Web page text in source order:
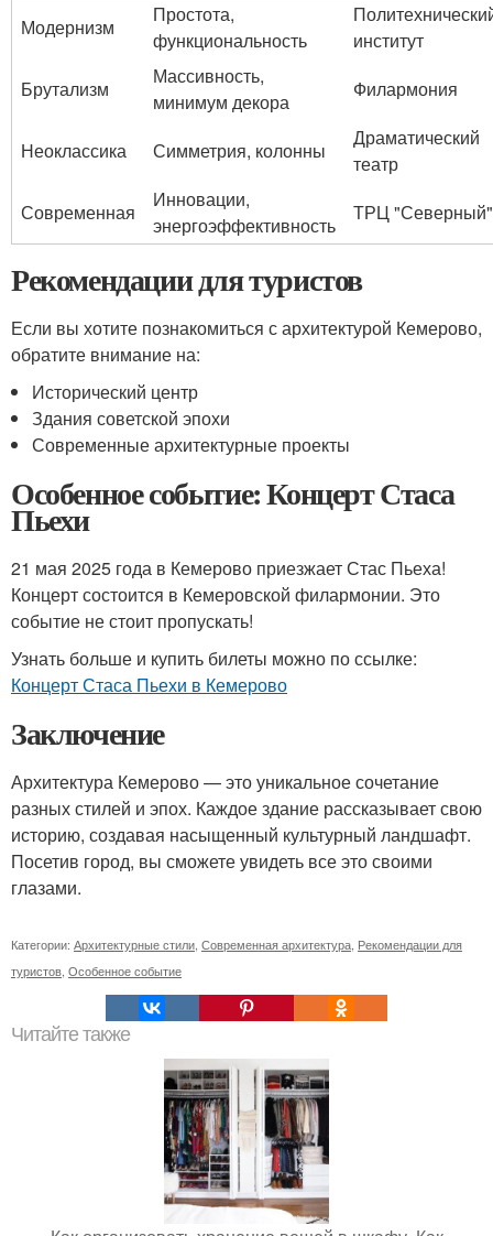
Модернизм
Простота,
функциональность
институт
Брутализм
Массивность,
минимум декора
Филармония
Неоклассика Симметрия, колонны
Драматический
театр
Современная
Инновации,
энергоэффективность
ТРЦ "Северный"
Рекомендации для туристов
Если вы хотите познакомиться с архитектурой Кемерово,
обратите внимание на:
Исторический центр
Здания советской эпохи
Современные архитектурные проекты
Особенное событие: Концерт Стаса
Пьехи
21 мая 2025 года в Кемерово приезжает Стас Пьеха!
Концерт состоится в Кемеровской филармонии. Это
событие не стоит пропускать!
Узнать больше и купить билеты можно по ссылке:
Концерт Стаса Пьехи в Кемерово
Заключение
Архитектура Кемерово — это уникальное сочетание
разных стилей и эпох. Каждое здание рассказывает свою
историю, создавая насыщенный культурный ландшафт.
Посетив город, вы сможете увидеть все это своими
глазами.
Категории: Архитектурные стили Современная архитектура Рекомендации для
туристов Особенное событие
Читайте также